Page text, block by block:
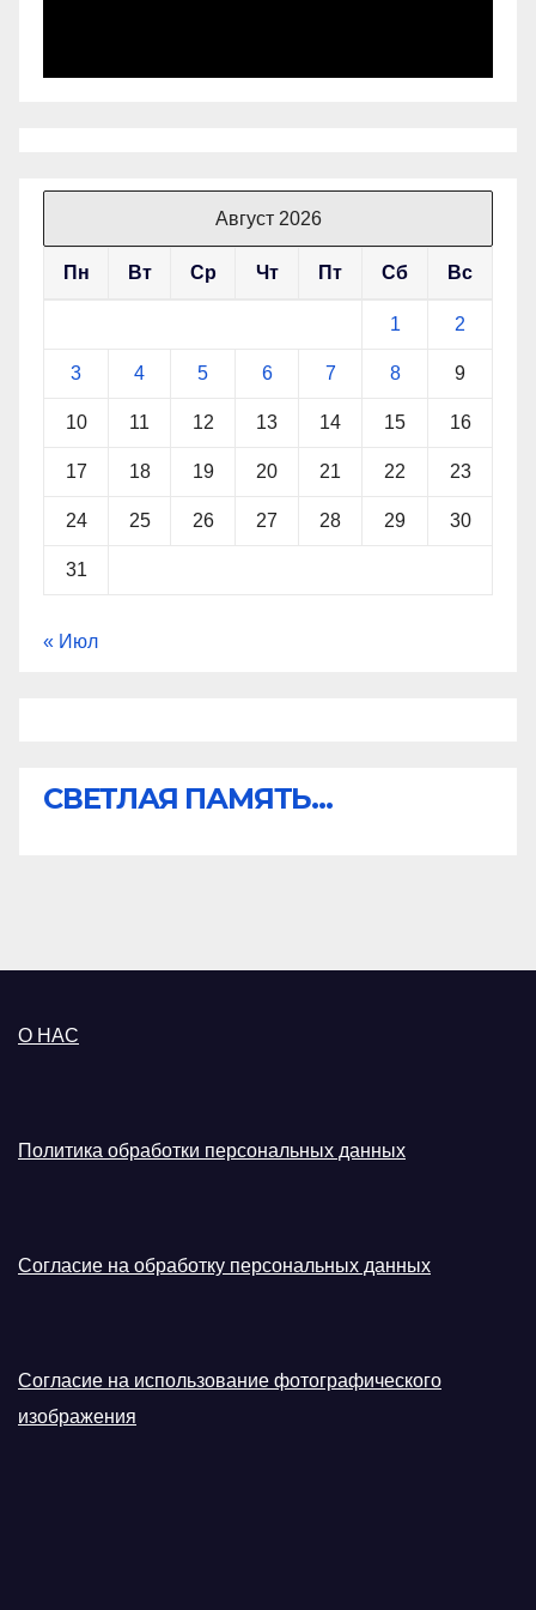
Август 2026
Пн Вт Ср Чт Пт Сб Вс
1 2
3 4 5 6 7 8 9
10 11 12 13 14 15 16
17 18 19 20 21 22 23
24 25 26 27 28 29 30
31
« Июл
СВЕТЛАЯ ПАМЯТЬ...
О НАС
Политика обработки персональных данных
Согласие на обработку персональных данных
Согласие на использование фотографического
изображения